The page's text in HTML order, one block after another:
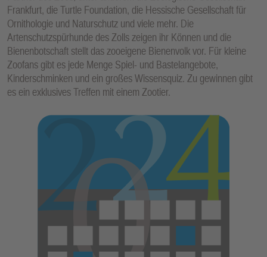
Frankfurt, die Turtle Foundation, die Hessische Gesellschaft für
Ornithologie und Naturschutz und viele mehr. Die
Artenschutzspürhunde des Zolls zeigen ihr Können und die
Bienenbotschaft stellt das zooeigene Bienenvolk vor. Für kleine
Zoofans gibt es jede Menge Spiel- und Bastelangebote,
Kinderschminken und ein großes Wissensquiz. Zu gewinnen gibt
es ein exklusives Treffen mit einem Zootier.